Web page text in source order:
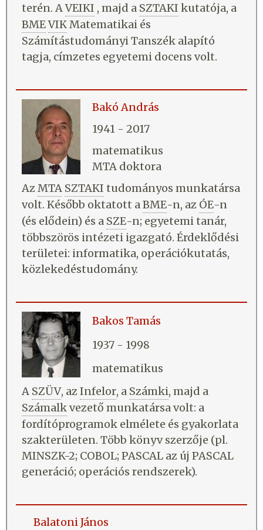
terén. AVEIKI , majd a SZTAKI kutatója, a
BMEVIKMatematikai és
Számítástudományi Tanszék alapító
tagja, címzetes egyetemi docens volt.
Bakó András
1941 - 2017
matematikus
MTA doktora
Az MTA SZTAKI tudományos munkatársa
volt. Később oktatott aBME-n, az ÓE-n
(és elődein) és a SZE-n; egyetemi tanár,
többszörös intézeti igazgató. Érdeklődési
területei: informatika, operációkutatás,
közlekedéstudomány.
Bakos Tamás
1937 - 1998
matematikus
A SZÜV, az Infelor, a Számki, majd a
Számalkvezető munkatársa volt: a
fordítóprogramok elmélete és gyakorlata
szakterületen. Több könyv szerzője (pl.
MINSZK-2; COBOL; PASCAL az új PASCAL
generáció; operációs rendszerek).
Balatoni János